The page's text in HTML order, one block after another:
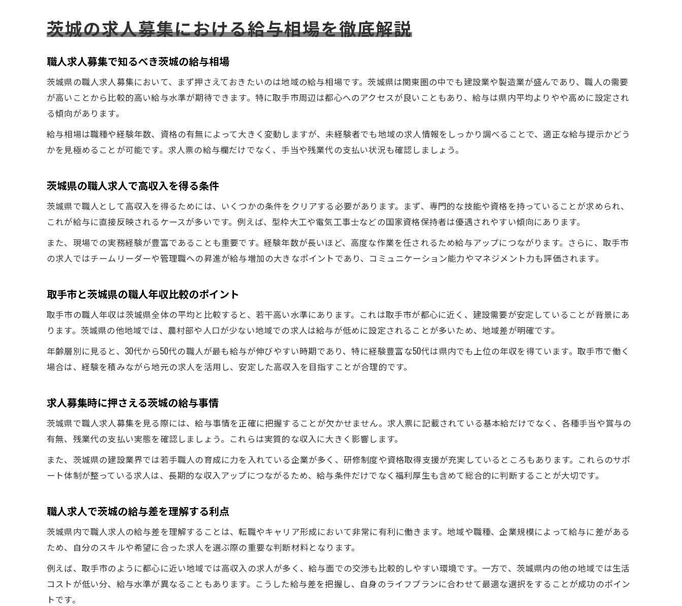
茨城の求人募集における給与相場を徹底解説
職人求人募集で知るべき茨城の給与相場
茨城県の職人求人募集において、まず押さえておきたいのは地域の給与相場です。茨城県は関東圏の中でも建設業や製造業が盛んであり、職人の需要
が高いことから比較的高い給与水準が期待できます。特に取手市周辺は都心へのアクセスが良いこともあり、給与は県内平均よりやや高めに設定され
る傾向があります。
給与相場は職種や経験年数、資格の有無によって大きく変動しますが、未経験者でも地域の求人情報をしっかり調べることで、適正な給与提示かどう
かを見極めることが可能です。求人票の給与欄だけでなく、手当や残業代の支払い状況も確認しましょう。
茨城県の職人求人で高収入を得る条件
茨城県で職人として高収入を得るためには、いくつかの条件をクリアする必要があります。まず、専門的な技能や資格を持っていることが求められ、
これが給与に直接反映されるケースが多いです。例えば、型枠大工や電気工事士などの国家資格保持者は優遇されやすい傾向にあります。
また、現場での実務経験が豊富であることも重要です。経験年数が長いほど、高度な作業を任されるため給与アップにつながります。さらに、取手市
の求人ではチームリーダーや管理職への昇進が給与増加の大きなポイントであり、コミュニケーション能力やマネジメント力も評価されます。
取手市と茨城県の職人年収比較のポイント
取手市の職人年収は茨城県全体の平均と比較すると、若干高い水準にあります。これは取手市が都心に近く、建設需要が安定していることが背景にあ
ります。茨城県の他地域では、農村部や人口が少ない地域での求人は給与が低めに設定されることが多いため、地域差が明確です。
年齢層別に見ると、30代から50代の職人が最も給与が伸びやすい時期であり、特に経験豊富な50代は県内でも上位の年収を得ています。取手市で働く
場合は、経験を積みながら地元の求人を活用し、安定した高収入を目指すことが合理的です。
求人募集時に押さえる茨城の給与事情
茨城県で職人求人募集を見る際には、給与事情を正確に把握することが欠かせません。求人票に記載されている基本給だけでなく、各種手当や賞与の
有無、残業代の支払い実態を確認しましょう。これらは実質的な収入に大きく影響します。
また、茨城県の建設業界では若手職人の育成に力を入れている企業が多く、研修制度や資格取得支援が充実しているところもあります。これらのサポ
ート体制が整っている求人は、長期的な収入アップにつながるため、給与条件だけでなく福利厚生も含めて総合的に判断することが大切です。
職人求人で茨城の給与差を理解する利点
茨城県内で職人求人の給与差を理解することは、転職やキャリア形成において非常に有利に働きます。地域や職種、企業規模によって給与に差がある
ため、自分のスキルや希望に合った求人を選ぶ際の重要な判断材料となります。
例えば、取手市のように都心に近い地域では高収入の求人が多く、給与面での交渉も比較的しやすい環境です。一方で、茨城県内の他の地域では生活
コストが低い分、給与水準が異なることもあります。こうした給与差を把握し、自身のライフプランに合わせて最適な選択をすることが成功のポイン
トです。